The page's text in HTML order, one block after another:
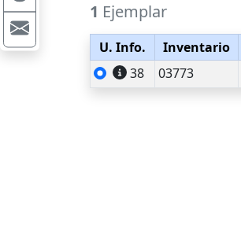
1 Ejemplar
U. Info. Inventario
38
03773